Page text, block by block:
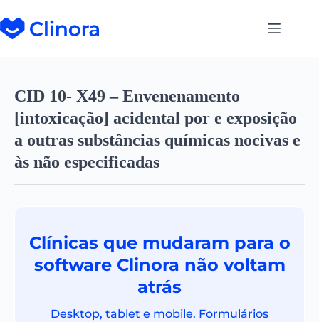
CID 10- X49 – Envenenamento
[intoxicação] acidental por e exposição
a outras substâncias químicas nocivas e
às não especificadas
Clínicas que mudaram para o
software Clinora não voltam
atrás
Desktop, tablet e mobile. Formulários